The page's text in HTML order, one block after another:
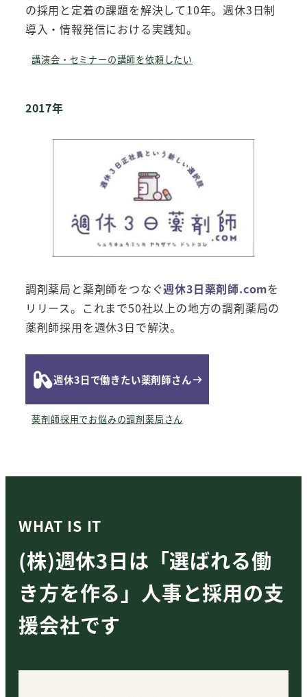
の採用と定着の課題を解決して10年。週休3日制
導入・情報発信における実践知。
講演会・セミナーの講師を依頼したい
2017年
調剤薬局と薬剤師をつなぐ週休3日薬剤師.comを
リリース。これまで50社以上の地方の調剤薬局の
薬剤師採用を週休3日で解決。
週休3日で働きたい薬剤師さん
薬剤師採用でお悩みの調剤薬局さん
WHAT IS IT
(株)週休3日は「選ばれる働
き方を作る」人事と採用の支
援会社です